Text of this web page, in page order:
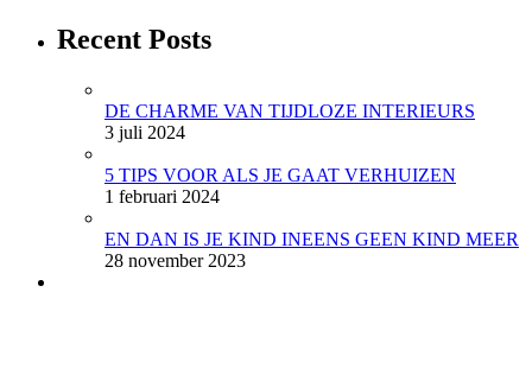
Recent Posts
DE CHARME VAN TIJDLOZE INTERIEURS
3 juli 2024
5 TIPS VOOR ALS JE GAAT VERHUIZEN
1 februari 2024
EN DAN IS JE KIND INEENS GEEN KIND MEER
28 november 2023